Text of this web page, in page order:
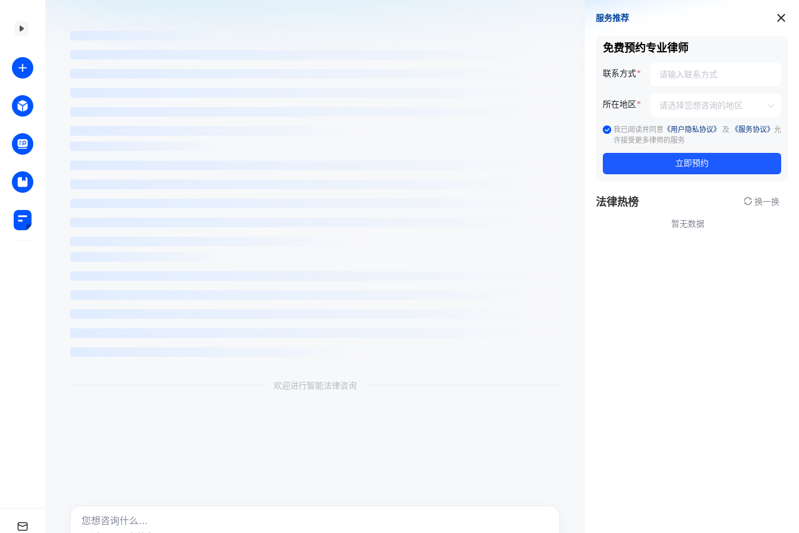
欢迎进行智能法律咨询
服务推荐
服务推荐
免费预约专业律师
联系方式
所在地区
我已阅读并同意 《用户隐私协议》 及 《服务协议》 允
许接受更多律师的服务
立即预约
法律热榜 换一换
暂无数据